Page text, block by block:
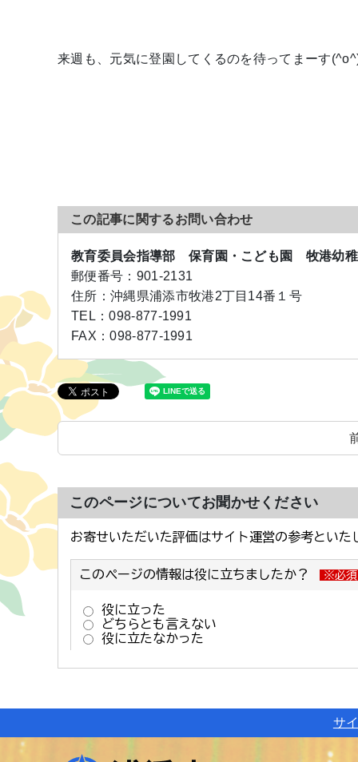
来週も、元気に登園してくるのを待ってまーす
この記事に関するお問い合わせ
教育委員会指導部 保育園・こども園 牧港幼
郵便番号： 901-2131
住所： 沖縄県浦添市牧港2丁目14番１号
TEL：098-877-1991
FAX：098-877-1991
このページについてお聞かせください
サ